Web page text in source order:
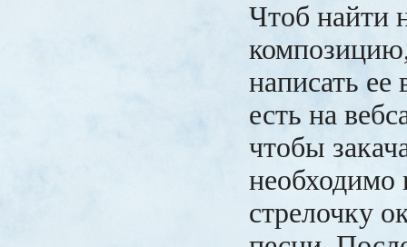
Чтоб найти
написать ее
есть на
чтобы
необходимо
стрелочку